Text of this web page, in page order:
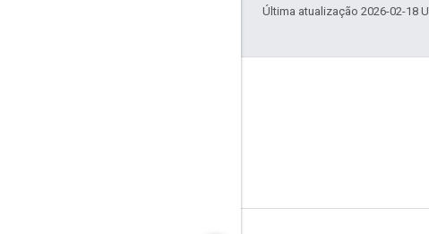
Última atualização 2026-02-18